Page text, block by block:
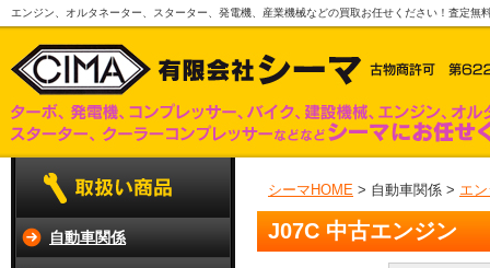
エンジン、オルタネーター、スターター、発電機、産業機械などの買取お任せください！査定
自動車関係
シーマHOME > 自動車関係 > エ
J07C 中古エンジン